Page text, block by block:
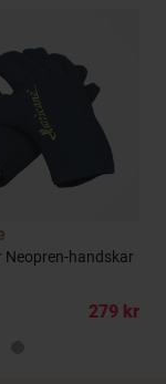
Neopren-handskar
279 kr